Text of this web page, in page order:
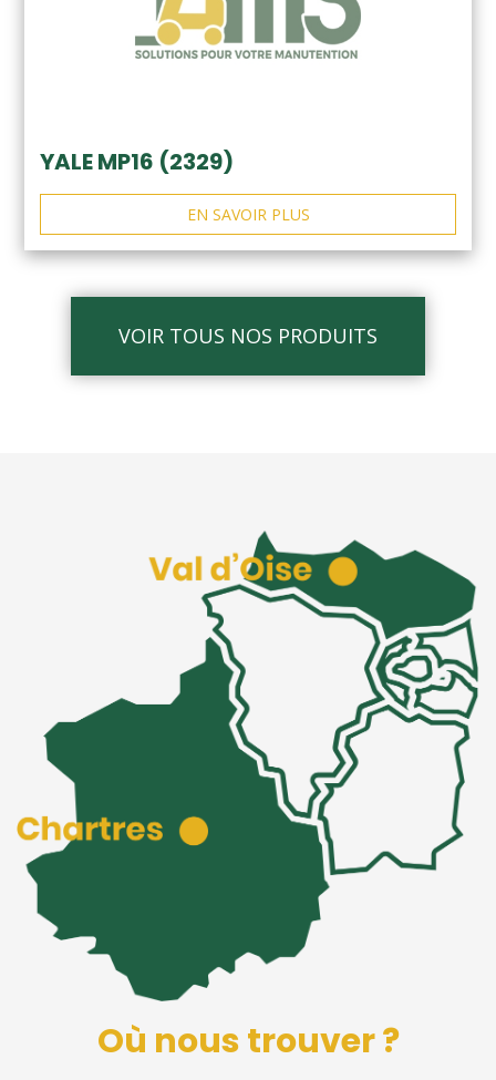
YALE MP16 (2329)
EN SAVOIR PLUS
VOIR TOUS NOS PRODUITS
Où nous trouver ?